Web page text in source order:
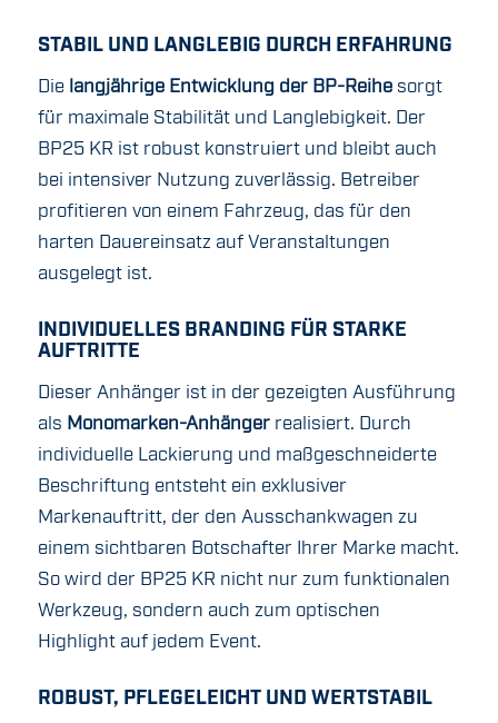
STABIL UND LANGLEBIG DURCH ERFAHRUNG
Die langjährige Entwicklung der BP-Reihesorgt
für maximale Stabilität und Langlebigkeit. Der
BP25 KR ist robust konstruiert und bleibt auch
bei intensiver Nutzung zuverlässig. Betreiber
profitieren von einem Fahrzeug, das für den
harten Dauereinsatz auf Veranstaltungen
ausgelegt ist.
INDIVIDUELLES BRANDING FÜR STARKE
AUFTRITTE
Dieser Anhänger ist in der gezeigten Ausführung
als Monomarken-Anhängerrealisiert. Durch
individuelle Lackierung und maßgeschneiderte
Beschriftung entsteht ein exklusiver
Markenauftritt, der den Ausschankwagen zu
einem sichtbaren Botschafter Ihrer Marke macht.
So wird der BP25 KR nicht nur zum funktionalen
Werkzeug, sondern auch zum optischen
Highlight auf jedem Event.
ROBUST, PFLEGELEICHT UND WERTSTABIL